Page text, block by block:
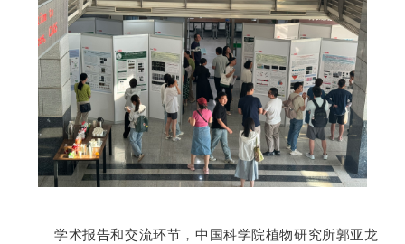
学术报告和交流环节，中国科学院植物研究所郭亚龙